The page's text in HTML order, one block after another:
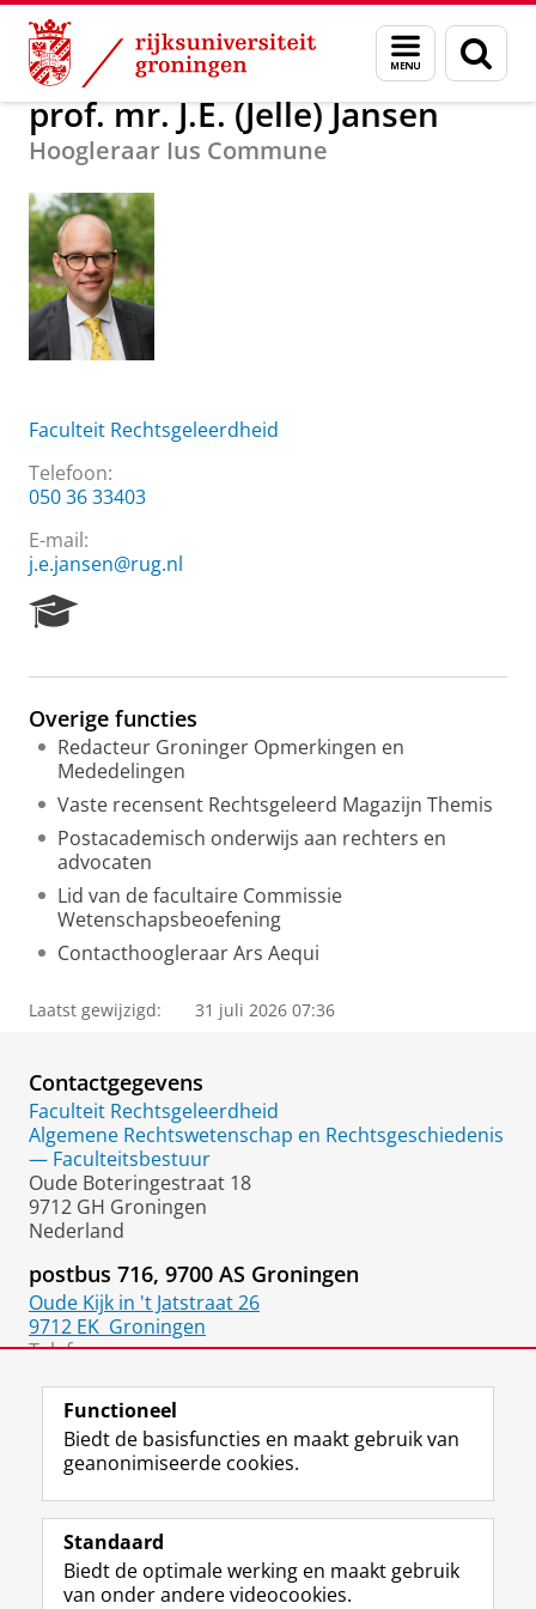
Skip
Content
Skip
Navigation
Menu
en
zoeken
Over ons prof. mr. J.E. (Jelle) Jansen
prof. mr. J.E. (Jelle) Jansen
Hoogleraar Ius Commune
Faculteit Rechtsgeleerdheid
Telefoon:
050 36 33403
E-mail:
j.e.jansen@rug.nl
e
r
c
h
P
r
t
a
l
Overige functies
Redacteur Groninger Opmerkingen en
Mededelingen
Vaste recensent Rechtsgeleerd Magazijn Themis
Postacademisch onderwijs aan rechters en
advocaten
Lid van de facultaire Commissie
Wetenschapsbeoefening
Contacthoogleraar Ars Aequi
Laatst gewijzigd: 31 juli 2026 07:36
Contactgegevens
Faculteit Rechtsgeleerdheid
Algemene Rechtswetenschap en Rechtsgeschiedenis
— Faculteitsbestuur
Oude Boteringestraat 18
9712 GH Groningen
Nederland
postbus 716, 9700 AS Groningen
Oude Kijk in 't Jatstraat 26
9712 EK Groningen
Telefoon:
Volg de RUG
F
a
e
b
L
i
k
e
R
S
-
f
I
n
t
Y
o
T
Studiekiezers
Functioneel
Biedt de basisfuncties en maakt gebruik van
geanonimiseerde cookies.
Standaard
Biedt de optimale werking en maakt gebruik
van onder andere videocookies.